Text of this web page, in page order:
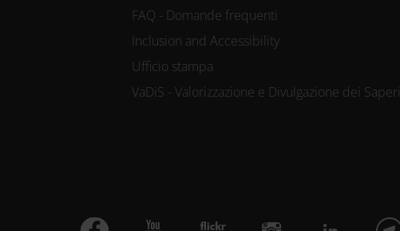
FAQ - Domande frequenti
Inclusion and Accessibility
Ufficio stampa
VaDiS - Valorizzazione e Divulgazione dei Saperi